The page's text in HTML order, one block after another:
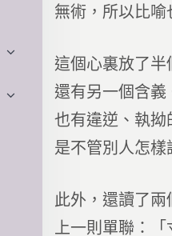
無術，所以比喻
這個心裏放了半
還有另一個含
也有違逆、執拗
是不管別人怎樣
此外，還讀了
上一則單聯：